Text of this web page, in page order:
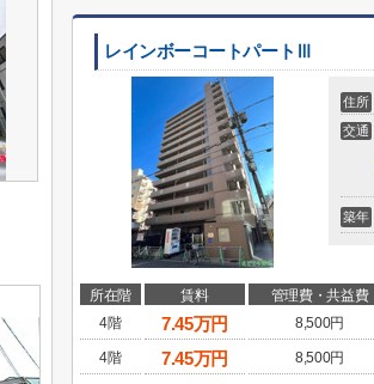
レインボーコートパートⅢ
住所
交通
築年
所在階 賃料 管理費・共益費
4階
7.45万円 8,500円
4階
7.45万円 8,500円